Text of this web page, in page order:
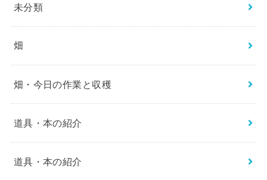
未分類
畑
畑・今日の作業と収穫
道具・本の紹介
道具・本の紹介